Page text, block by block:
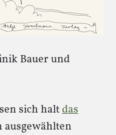
Bauer und
sich haltdas
ausgewählten